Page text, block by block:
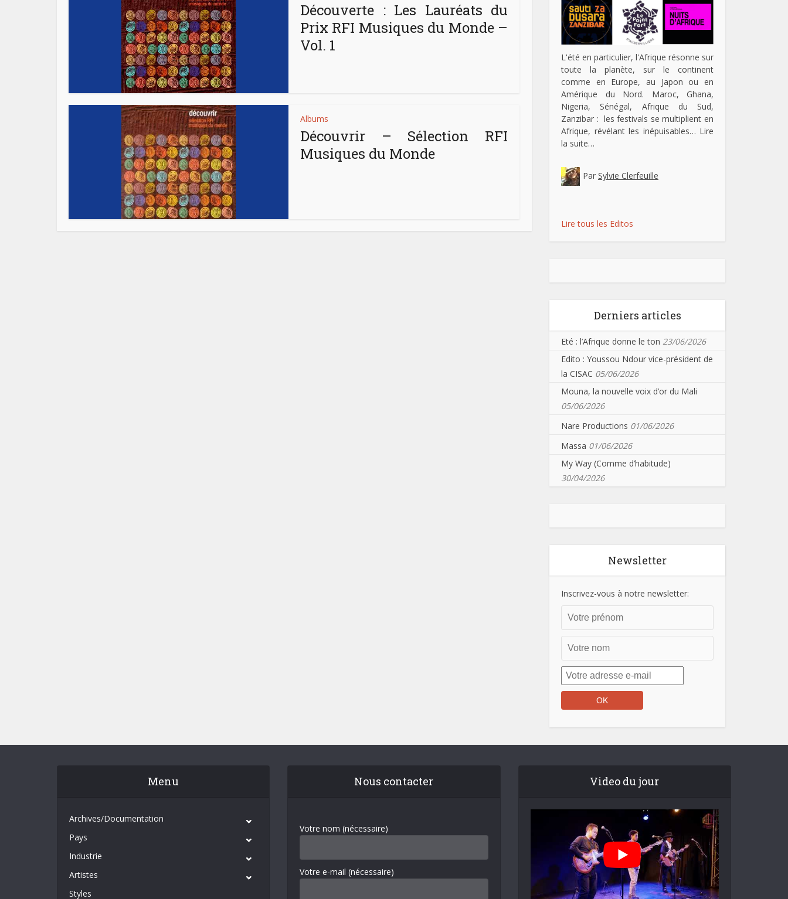
Découverte : Les Lauréats du
Prix RFI Musiques du Monde –
Vol. 1
Albums
Découvrir – Sélection RFI
Musiques du Monde
L'été en particulier, l'Afrique résonne sur
toute la planète, sur le continent
comme en Europe, au Japon ou en
Amérique du Nord. Maroc, Ghana,
Nigeria, Sénégal, Afrique du Sud,
Zanzibar : les festivals se multiplient en
Afrique, révélant les inépuisables… Lire
la suite…
Par Sylvie Clerfeuille
Lire tous les Editos
Derniers articles
Eté : l’Afrique donne le ton 23/06/2026
Edito : Youssou Ndour vice-président de
la CISAC 05/06/2026
Mouna, la nouvelle voix d’or du Mali
05/06/2026
Nare Productions 01/06/2026
Massa 01/06/2026
My Way (Comme d’habitude)
30/04/2026
Newsletter
Inscrivez-vous à notre newsletter:
Menu
Archives/Documentation
Pays
Industrie
Artistes
Styles
Nous contacter
Votre nom (nécessaire)
Votre e-mail (nécessaire)
Video du jour